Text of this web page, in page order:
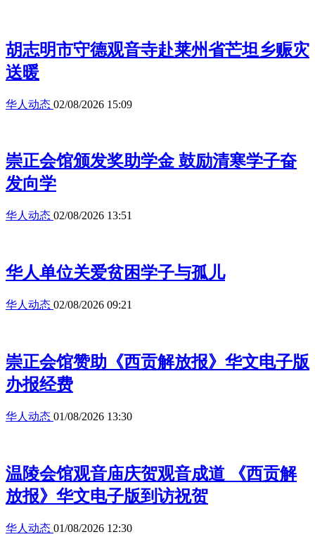
胡志明市守德观音寺赴莱州省芒坦乡赈灾
送暖
华人动态 02/08/2026 15:09
崇正会馆颁发奖助学金 鼓励清寒学子奋
发向学
华人动态 02/08/2026 13:51
华人单位关爱贫困学子与孤儿
华人动态 02/08/2026 09:21
崇正会馆赞助《西贡解放报》华文电子版
办报经费
华人动态 01/08/2026 13:30
温陵会馆观音庙庆贺观音成道 《西贡解
放报》华文电子版到访祝贺
华人动态 01/08/2026 12:30